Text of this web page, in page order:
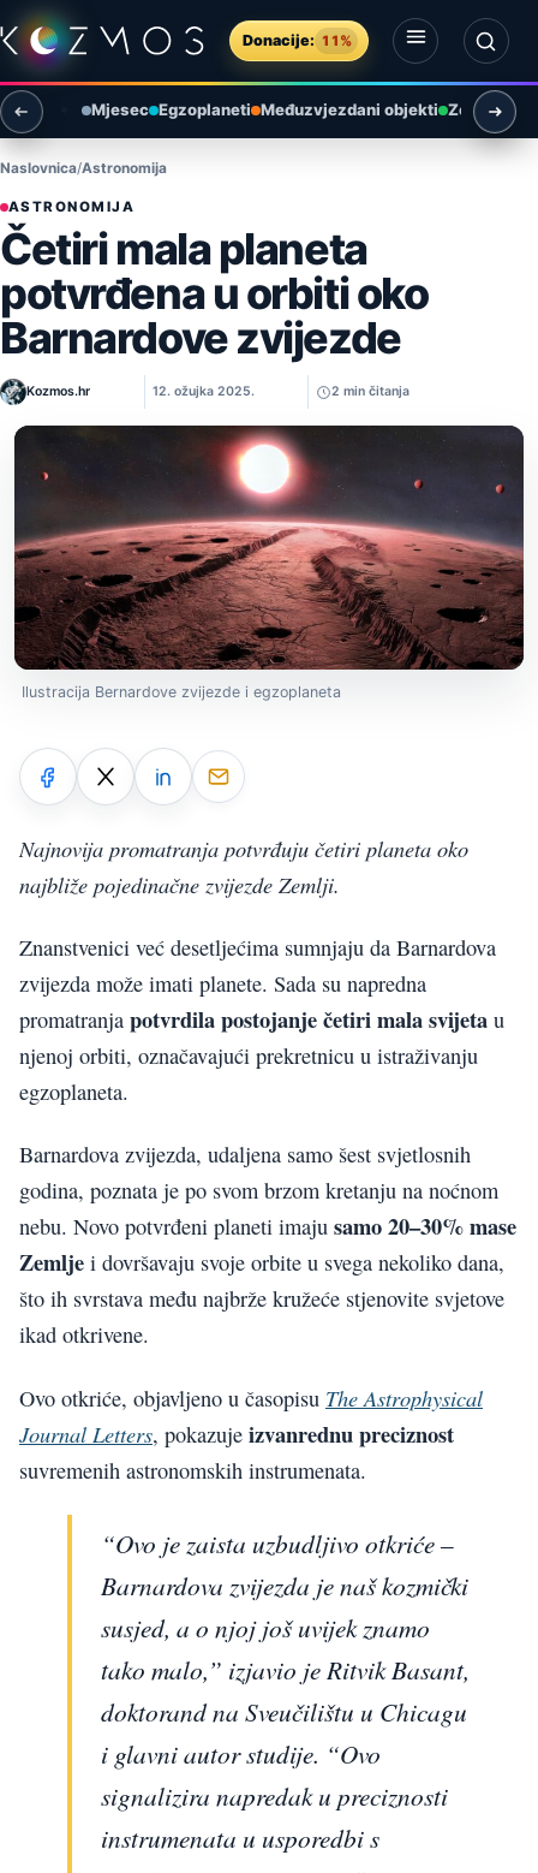
Preskoči na sadržaj
Donacije: 11%
Otvori izbornik
Otvori pretragu
Mjesec Egzoplaneti Međuzvjezdani objekti Zemlja i
Naslovnica Astronomija
ASTRONOMIJA
Četiri mala planeta
potvrđena u orbiti oko
Barnardove zvijezde
Kozmos.hr 12. ožujka 2025. 2 min čitanja
Ilustracija Bernardove zvijezde i egzoplaneta
Najnovija promatranja potvrđuju četiri planeta oko
najbliže pojedinačne zvijezde Zemlji.
Znanstvenici već desetljećima sumnjaju da Barnardova
zvijezda može imati planete. Sada su napredna
promatranja potvrdila postojanje četiri mala svijeta u
njenoj orbiti, označavajući prekretnicu u istraživanju
egzoplaneta.
Barnardova zvijezda, udaljena samo šest svjetlosnih
godina, poznata je po svom brzom kretanju na noćnom
nebu. Novo potvrđeni planeti imaju samo 20–30% mase
Zemlje i dovršavaju svoje orbite u svega nekoliko dana,
što ih svrstava među najbrže kružeće stjenovite svjetove
ikad otkrivene.
Ovo otkriće, objavljeno u časopisu The Astrophysical
Journal Letters, pokazuje izvanrednu preciznost
suvremenih astronomskih instrumenata.
“Ovo je zaista uzbudljivo otkriće –
Barnardova zvijezda je naš kozmički
susjed, a o njoj još uvijek znamo
tako malo,” izjavio je Ritvik Basant,
doktorand na Sveučilištu u Chicagu
i glavni autor studije. “Ovo
signalizira napredak u preciznosti
instrumenata u usporedbi s